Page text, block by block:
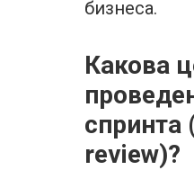
бизнеса.
Какова
спринта
review)?